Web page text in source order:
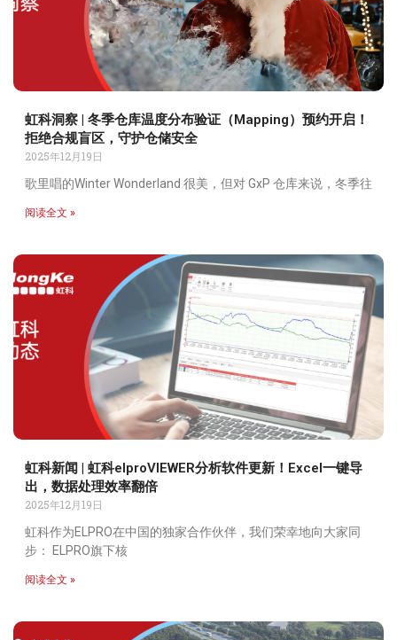
虹科洞察 | 冬季仓库温度分布验证（Mapping）预约开启！
拒绝合规盲区，守护仓储安全
2025年12月19日
歌里唱的Winter Wonderland 很美，但对 GxP 仓库来说，冬季往
阅读全文 »
虹科新闻 | 虹科elproVIEWER分析软件更新！Excel一键导
出，数据处理效率翻倍
2025年12月19日
虹科作为ELPRO在中国的独家合作伙伴，我们荣幸地向大家同
步： ELPRO旗下核
阅读全文 »